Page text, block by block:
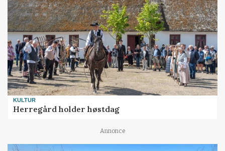
KULTUR
Herregård holder høstdag
Annonce